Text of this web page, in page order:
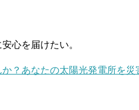
心を届けたい。
？あなたの太陽光発電所を災